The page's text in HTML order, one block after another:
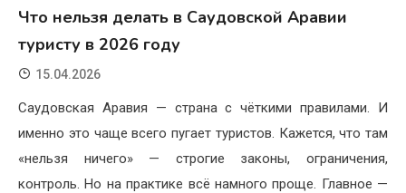
Что нельзя делать в Саудовской Аравии
туристу в 2026 году
15.04.2026
Саудовская Аравия — страна с чёткими правилами. И
именно это чаще всего пугает туристов. Кажется, что там
«нельзя ничего» — строгие законы, ограничения,
контроль. Но на практике всё намного проще. Главное —